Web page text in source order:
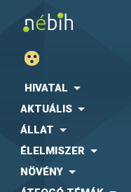
HIVATAL
AKTUÁLIS
ÁLLAT
ÉLELMISZER
NÖVÉNY